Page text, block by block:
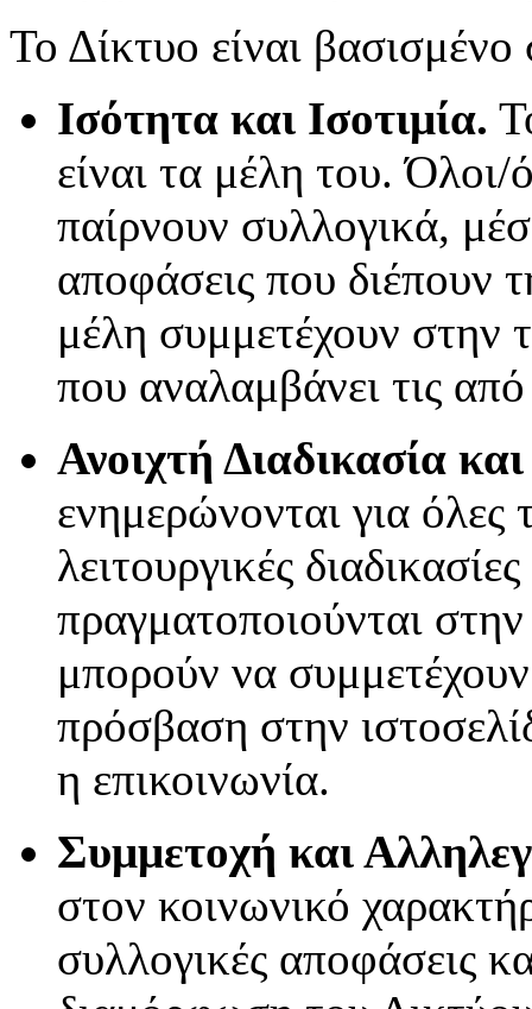
Το Δίκτυο είναι βασισμένο
Ισότητα και Ισοτιμία.
είναι τα μέλη του. Όλοι/
παίρνουν συλλογικά,
αποφάσεις που διέπουν
μέλη συμμετέχουν στην
που αναλαμβάνει τις
Ανοιχτή Διαδικασία
ενημερώνονται για όλες
λειτουργικές
πραγματοποιούνται
μπορούν να συμμετέχουν
πρόσβαση στην
η επικοινωνία.
Συμμετοχή και
στον κοινωνικό
συλλογικές αποφάσεις